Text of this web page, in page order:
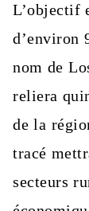
L’objectif
d’environ
nom de
reliera
de la
tracé
secteurs